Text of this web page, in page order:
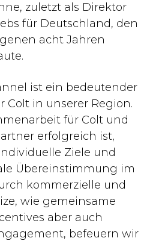
zuletzt als Direktor
für Deutschland, den
acht Jahren
ist ein bedeutender
Colt in unserer Region.
für Colt und
erfolgreich ist,
Ziele und
Übereinstimmung im
kommerzielle und
wie gemeinsame
aber auch
befeuern wir